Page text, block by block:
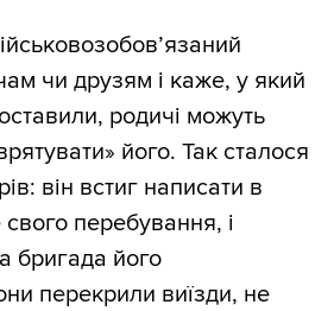
чи друзям і каже, у який
родичі можуть
його. Так сталося
він встиг написати в
перебування, і
бригада його
перекрили виїзди, не